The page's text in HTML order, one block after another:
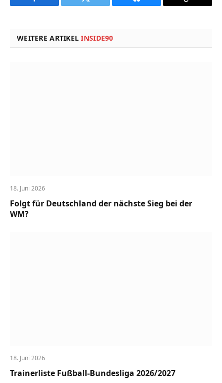
Facebook Twitter Bluesky
Copy
WEITERE ARTIKELINSIDE90
18. Juni 2026
Folgt für Deutschland der nächste Sieg bei der
WM?
18. Juni 2026
Trainerliste Fußball-Bundesliga 2026/2027